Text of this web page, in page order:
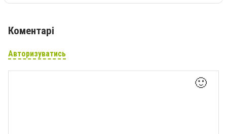
Коментарі
Авторизуватись
🙂